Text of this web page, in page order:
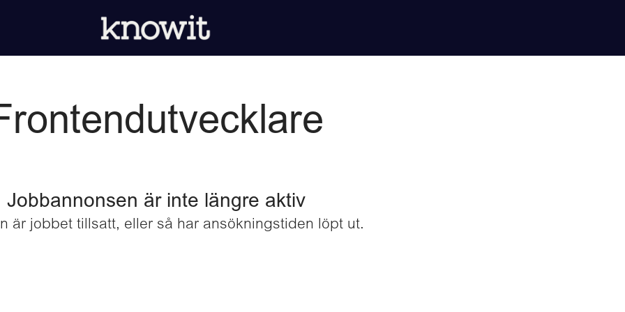
Jobbannonsen är inte längre aktiv
är jobbet tillsatt, eller så har ansökningstiden löpt ut.